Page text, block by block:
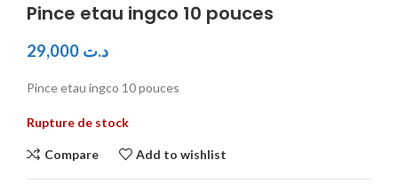
Pince etau ingco 10 pouces
د.ت
Pince etau ingco 10 pouces
Rupture de stock
Compare Add to wishlist